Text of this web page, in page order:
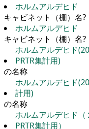
ホルムアルデヒド
キャビネット（棚）名?
ホルムアルデヒド
キャビネット（棚）名?
ホルムアルデヒド
PRTR集計用)
の名称
ホルムアルデヒド
計用)
の名称
ホルムアルデヒド（
PRTR集計用）